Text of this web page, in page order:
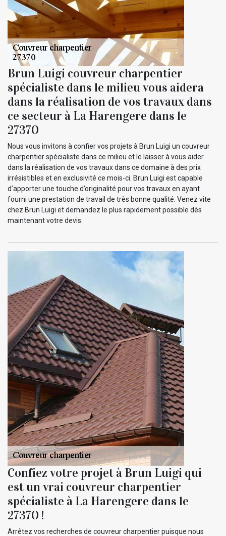
Brun Luigi couvreur charpentier
spécialiste dans le milieu vous aidera
dans la réalisation de vos travaux dans
ce secteur à La Harengere dans le
27370
Nous vous invitons à confier vos projets à Brun Luigi un couvreur
charpentier spécialiste dans ce milieu et le laisser à vous aider
dans la réalisation de vos travaux dans ce domaine à des prix
irrésistibles et en exclusivité ce mois-ci. Brun Luigi est capable
d’apporter une touche d’originalité pour vos travaux en ayant
fourni une prestation de travail de très bonne qualité. Venez vite
chez Brun Luigi et demandez le plus rapidement possible dès
maintenant votre devis.
Confiez votre projet à Brun Luigi qui
est un vrai couvreur charpentier
spécialiste à La Harengere dans le
27370 !
Arrêtez vos recherches de couvreur charpentier puisque nous